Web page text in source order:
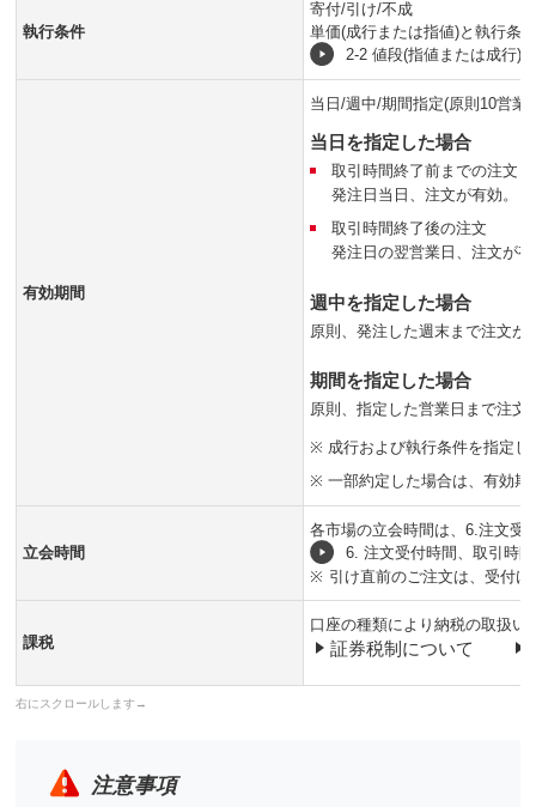
執行条件
寄付/引け/不成
単価(成行または指値)と執行条
2-2 値段(指値または成行)
有効期間
当日/週中/期間指定(原則10営業
当日を指定した場合
取引時間終了前までの注文
発注日当日、注文が有効。
取引時間終了後の注文
発注日の翌営業日、注文が
週中を指定した場合
原則、発注した週末まで注文が
期間を指定した場合
原則、指定した営業日まで注文
※ 成行および執行条件を指定
※ 一部約定した場合は、有効
立会時間
各市場の立会時間は、6.注文受
6. 注文受付時間、取引時間
※ 引け直前のご注文は、受付
課税
口座の種類により納税の取扱い
証券税制について
注意事項